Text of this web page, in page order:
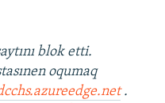
blok etti.
oqumaq
.